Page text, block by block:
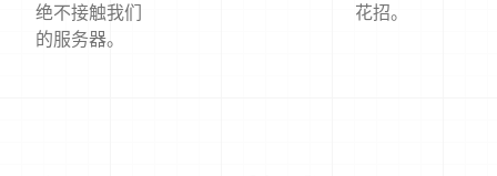
绝不接触我们
的服务器。
花招。